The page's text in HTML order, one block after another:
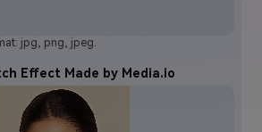
jpg, png, jpeg.
Effect Made by Media.io